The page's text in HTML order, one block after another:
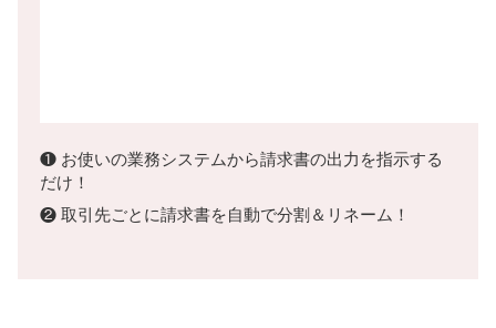
❶ お使いの業務システムから請求書の出力を指示する
だけ！
❷ 取引先ごとに請求書を自動で分割＆リネーム！